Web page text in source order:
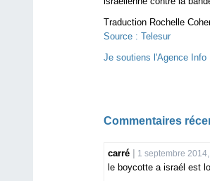
Traduction Rochelle
Source : Telesur
Je soutiens l'Agence Info
Commentaires
carré 1 septembre
le boycotte a israél est